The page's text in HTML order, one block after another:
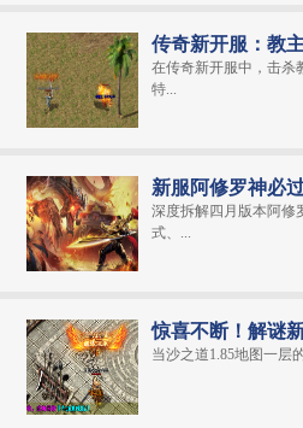
传奇新开服：教
在传奇新开服中，击杀
特...
新服阿修罗神必
深度拆解四月版本阿修
式、...
惊喜不断！解谜
当沙之道1.85地图一层